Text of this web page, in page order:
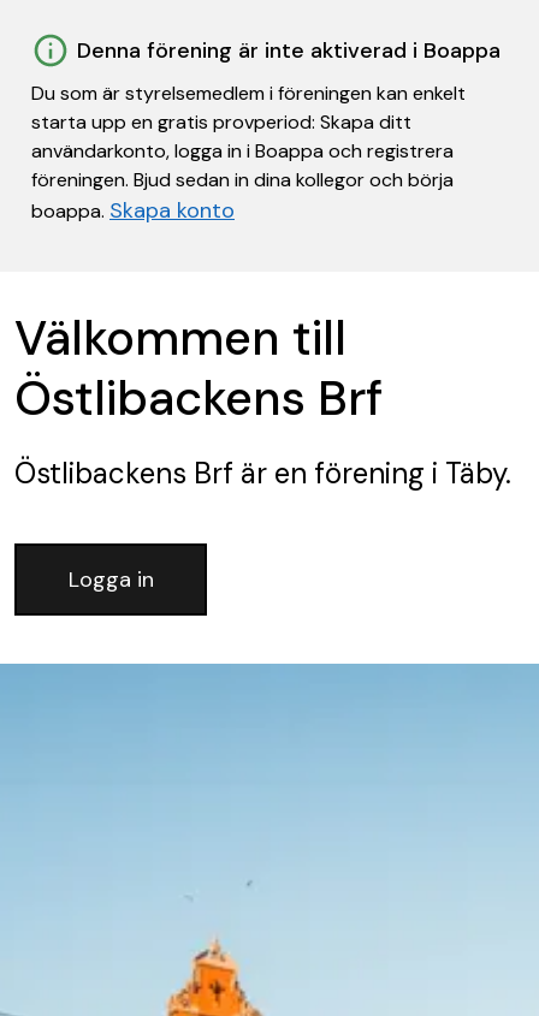
Denna förening är inte aktiverad i Boappa
Du som är styrelsemedlem i föreningen kan enkelt
starta upp en gratis provperiod: Skapa ditt
användarkonto, logga in i Boappa och registrera
föreningen. Bjud sedan in dina kollegor och börja
boappa. Skapa konto
Välkommen till
Östlibackens Brf
Östlibackens Brf är en förening i Täby.
Logga in